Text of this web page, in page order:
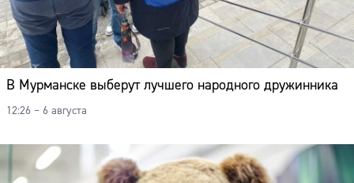
В Мурманске выберут лучшего народного дружинника
12:26 – 6 августа